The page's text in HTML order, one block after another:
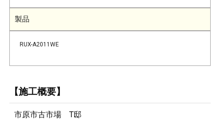
製品
RUX-A2011WE
【施工概要】
市原市古市場 T邸